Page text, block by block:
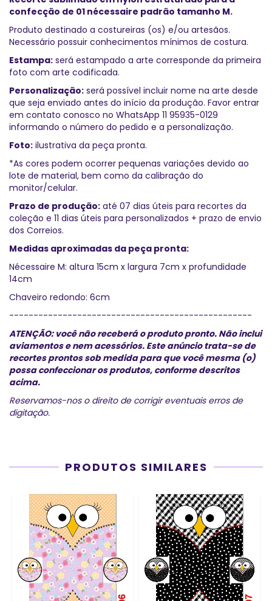
confecção de 01 nécessaire padrão tamanho M.
Produto destinado a costureiras (os) e/ou artesãos.
Necessário possuir conhecimentos mínimos de costura.
Estampa: será estampado a arte corresponde da primeira
foto com arte codificada.
Personalização: será possível incluir nome na arte desde
que seja enviado antes do início da produção. Favor entrar
em contato conosco no WhatsApp 11 95935-0129
informando o número do pedido e a personalização.
Foto: ilustrativa da peça pronta.
*As cores podem ocorrer pequenas variações devido ao
lote de material, bem como da calibração do
monitor/celular.
Prazo de produção: até 07 dias úteis para recortes da
coleção e 11 dias úteis para personalizados + prazo de envio
dos Correios.
Medidas aproximadas da peça pronta:
Nécessaire M: altura 15cm x largura 7cm x profundidade
14cm
Chaveiro redondo: 6cm
--------------------------------------------------
ATENÇÃO: você não receberá o produto pronto. Não inclui
aviamentos e nem acessórios. Este anúncio trata-se de
recortes prontos sob medida para que você mesma (o)
possa confeccionar os produtos, conforme descritos
acima.
Reservamos-nos o direito de corrigir eventuais erros de
digitação.
PRODUTOS SIMILARES